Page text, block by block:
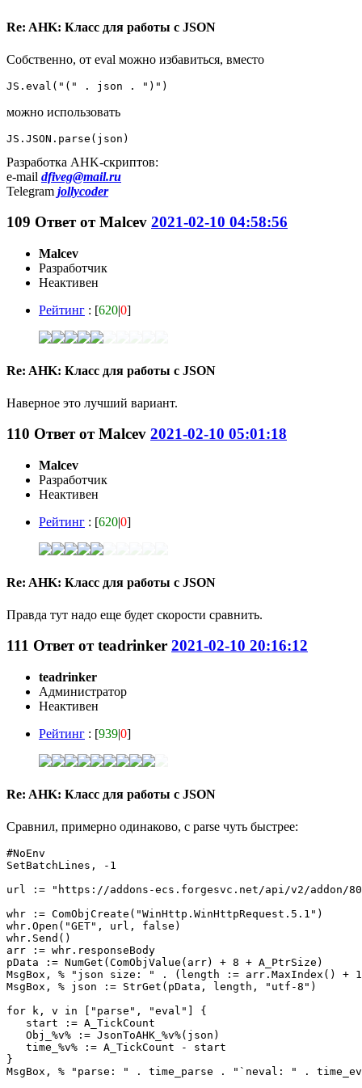
Re: AHK: Класс для работы с JSON
Собственно, от eval можно избавиться, вместо
JS.eval("(" . json . ")")
можно использовать
JS.JSON.parse(json)
Разработка AHK-скриптов:
e-mail dfiveg@mail.ru
Telegram jollycoder
109 Ответ отMalcev 2021-02-10 04:58:56
Malcev
Разработчик
Неактивен
Рейтинг : [620|0]
Re: AHK: Класс для работы с JSON
Наверное это лучший вариант.
110 Ответ отMalcev 2021-02-10 05:01:18
Malcev
Разработчик
Неактивен
Рейтинг : [620|0]
Re: AHK: Класс для работы с JSON
Правда тут надо еще будет скорости сравнить.
111 Ответ отteadrinker 2021-02-10 20:16:12
teadrinker
Администратор
Неактивен
Рейтинг : [939|0]
Re: AHK: Класс для работы с JSON
Сравнил, примерно одинаково, с parse чуть быстрее:
#NoEnv
SetBatchLines, -1
url := "https://addons-ecs.forgesvc.net/api/v2/addon/
whr := ComObjCreate("WinHttp.WinHttpRequest.5.1")
whr.Open("GET", url, false)
whr.Send()
arr := whr.responseBody
pData := NumGet(ComObjValue(arr) + 8 + A_PtrSize)
MsgBox, % "json size: " . (length := arr.MaxIndex() +
MsgBox, % json := StrGet(pData, length, "utf-8")
for k, v in ["parse", "eval"] {
   start := A_TickCount
   Obj_%v% := JsonToAHK_%v%(json)
   time_%v% := A_TickCount - start
}
MsgBox, % "parse: " . time_parse . "`neval: " .